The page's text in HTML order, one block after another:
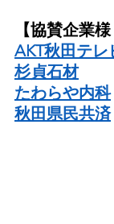
【協賛企業
AKT秋田テレ
杉貞石材
たわらや内科
秋田県民共済